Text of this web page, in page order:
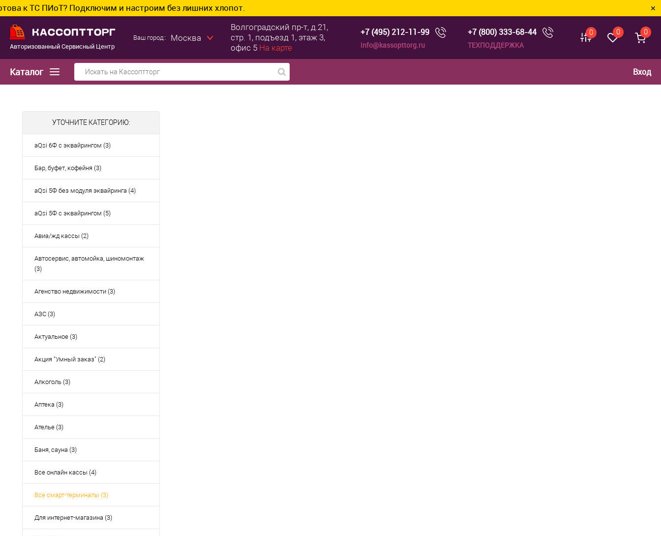
ПИоТ? Подключим и настроим без лишних хлопот. ✕
Авторизованный Сервисный Центр
Ваш город:: Москва
Волгоградский пр-т, д.21,
стр. 1, подъезд 1, этаж 3,
офис 5 На карте
+7 (495) 212-11-99
info@kassopttorg.ru
+7 (800) 333-68-44
ТЕХПОДДЕРЖКА
0 0 0
Каталог Вход
УТОЧНИТЕ КАТЕГОРИЮ:
aQsi 6Ф с эквайрингом (3)
Бар, буфет, кофейня (3)
aQsi 5Ф без модуля эквайринга (4)
aQsi 5Ф с эквайрингом (5)
Авиа/жд кассы (2)
Автосервис, автомойка, шиномонтаж
(3)
Агенство недвижимости (3)
АЗС (3)
Актуальное (3)
Акция "Умный заказ" (2)
Алкоголь (3)
Аптека (3)
Ателье (3)
Баня, сауна (3)
Все онлайн кассы (4)
Все смарт-терминалы (3)
Для интернет-магазина (3)